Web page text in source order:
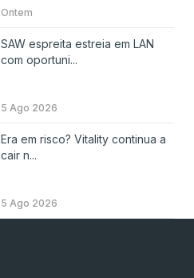
Ontem
SAW espreita estreia em LAN
com oportuni...
5 Ago 2026
Era em risco? Vitality continua a
cair n...
5 Ago 2026